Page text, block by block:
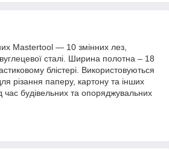
Mastertool — 10 змінних лез,
сталі. Ширина полотна – 18
блістері. Використовуються
різання паперу, картону та інших
час будівельних та опоряджувальних